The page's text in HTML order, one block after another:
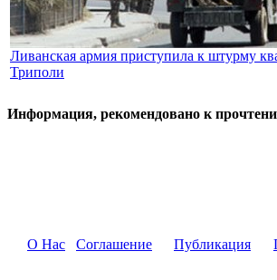
Ливанская армия приступила к штурму
Триполи
Информация, рекомендовано к
О Нас Соглашение Публикация